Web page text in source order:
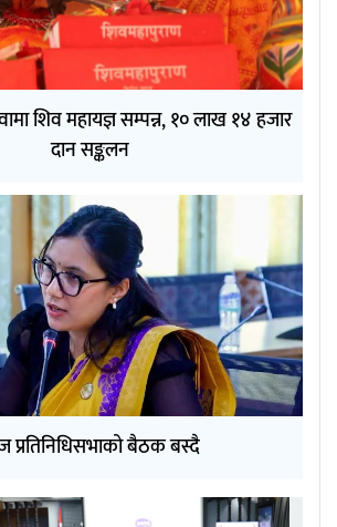
शिव महायज्ञ सम्पन्न, १० लाख १४ हजार
दान सङ्कलन
बैठक बस्दै